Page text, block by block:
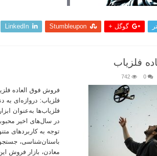
گوگل + Stumbleupon
LinkedIn
فلزیاب
0
742
فروش فوق العاده
فلزیاب: دروازه‌ای
فلزیاب‌ها به‌عنوان
در سال‌های اخیر
توجه به کاربردهای
باستان‌شناسی،
معادن، بازار فروش